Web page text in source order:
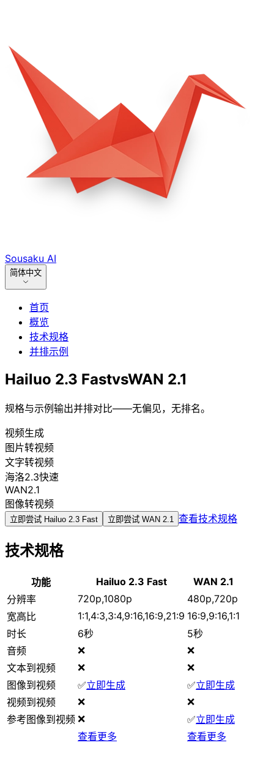
Sousaku AI
简体中文
首页
概览
技术规格
并排示例
Hailuo 2.3 FastvsWAN 2.1
规格与示例输出并排对比——无偏见，无排名。
视频生成
图片转视频
文字转视频
海洛2.3快速
WAN2.1
图像转视频
立即尝试 Hailuo 2.3 Fast 立即尝试 WAN 2.1 查看技术规格
技术规格
功能 Hailuo 2.3 Fast
WAN 2.1
分辨率
720p,1080p
480p,720p
宽高比
1:1,4:3,3:4,9:16,16:9,21:9 16:9,9:16,1:1
时长
6秒
5秒
音频
❌
❌
文本到视频
❌
❌
图像到视频
✅立即生成 ✅立即生成
视频到视频
❌
❌
参考图像到视频 ❌ ✅立即生成
查看更多
查看更多